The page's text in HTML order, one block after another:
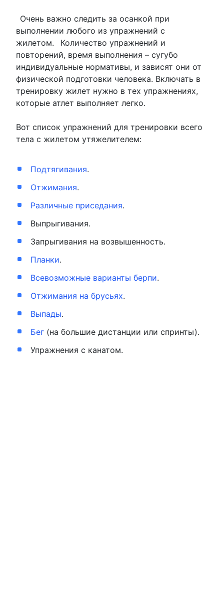
Очень важно следить за осанкой при
выполнении любого из упражнений с
жилетом.
Количество упражнений и
повторений, время выполнения – сугубо
индивидуальные нормативы, и зависят они от
физической подготовки человека. Включать в
тренировку жилет нужно в тех упражнениях,
которые атлет выполняет легко.
Вот список упражнений для тренировки всего
тела с жилетом утяжелителем:
Подтягивания.
Отжимания.
Различные приседания.
Выпрыгивания.
Запрыгивания на возвышенность.
Планки.
Всевозможные варианты берпи.
Отжимания на брусьях.
Выпады.
Бег(на большие дистанции или спринты).
Упражнения с канатом.